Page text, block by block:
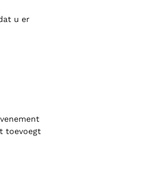
u er
toevoegt